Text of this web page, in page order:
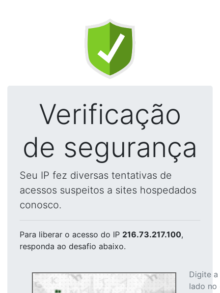
Verificação
de segurança
Seu IP fez diversas tentativas de
acessos suspeitos a sites hospedados
conosco.
Para liberar o acesso do IP 216.73.217.100,
responda ao desafio abaixo.
Digite
lado no